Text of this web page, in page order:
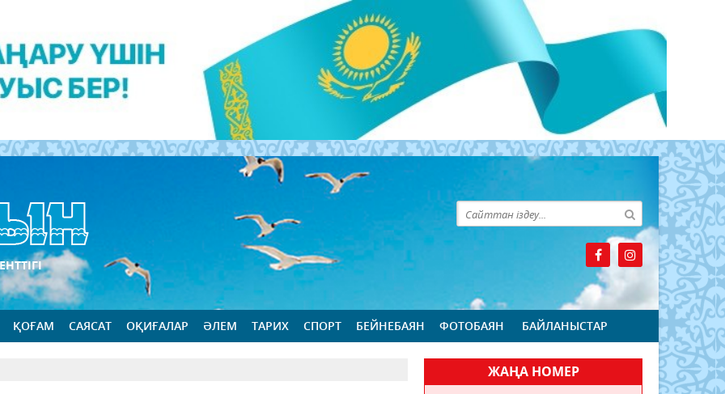
ҚОҒАМ САЯСАТ ОҚИҒАЛАР ӘЛЕМ ТАРИХ СПОРТ БЕЙНЕБАЯН ФОТОБАЯН БАЙЛАНЫСТАР
ЖАҢА НОМЕР